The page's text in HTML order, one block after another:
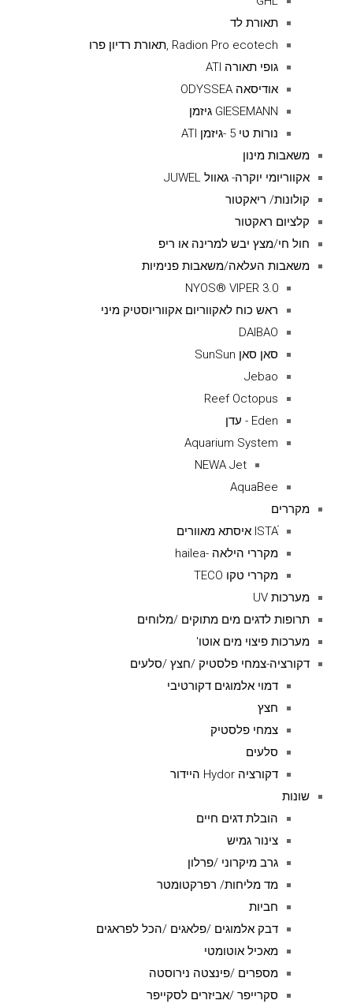
תאורת לד
Radion Pro ecotech ,תאורת רדיון פרו
גופי תאורה ATI
אודיסאה ODYSSEA
GIESEMANN גיזמן
נורות טי 5 -גיזמן ATI
משאבות מינון
אקווריומי יוקרה- גאוול JUWEL
קולונות/ ריאקטור
קלציום ראקטור
חול חי/מצץ יבש למרינה או ריפ
משאבות העלאה/משאבות פנימיות
NYOS® VIPER 3.0
ראש כוח לאקווריום אקווריוסטיק מיני
DAIBAO
סאן סאן SunSun
Jebao
Reef Octopus
Eden - עדן
Aquarium System
NEWA Jet
AquaBee
מקררים
ISTAׁׂ איסתא מאוורים
מקררי הילאה -hailea
מקררי טקו TECO
מערכות UV
תרופות לדגים מים מתוקים /מלוחים
מערכות פיצוי מים אוטו'
דקורציה-צמחי פלסטיק /חצץ /סלעים
דמוי אלמוגים דקורטיבי
חצץ
צמחי פלסטיק
סלעים
דקורציה Hydor היידור
שונות
הובלת דגים חיים
צינור גמיש
גרב מיקרוני /פרלון
מד מליחות/ רפרקטומטר
חביות
דבק אלמוגים /פלאגים /הכל לפראגים
מאכיל אוטומטי
מספרים /פינצטה נירוסטה
סקרייפר /אביזרים לסקייפר